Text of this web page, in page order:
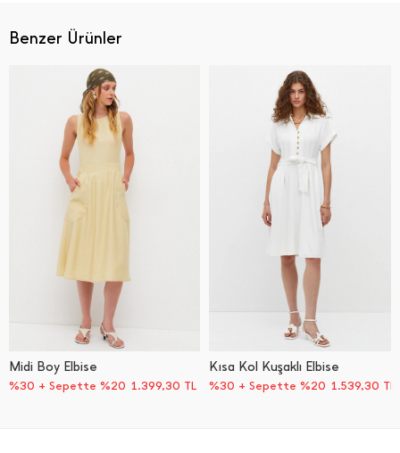
Benzer Ürünler
Midi Boy Elbise
%30 + Sepette %20 1.399,30 TL
Kısa Kol Kuşaklı Elbise
%30 + Sepette %20 1.539,30 TL